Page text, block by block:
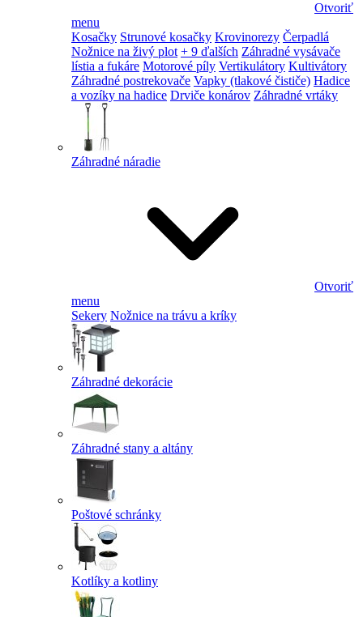
Otvoriť
menu
Kosačky Strunové kosačky Krovinorezy Čerpadlá
Nožnice na živý plot + 9 ďalších Záhradné vysávače
lístia a fukáre Motorové píly Vertikulátory Kultivátory
Záhradné postrekovače Vapky (tlakové čističe) Hadice
a vozíky na hadice Drviče konárov Záhradné vrtáky
Záhradné náradie
Otvoriť
menu
Sekery Nožnice na trávu a kríky
Záhradné dekorácie
Záhradné stany a altány
Poštové schránky
Kotlíky a kotliny